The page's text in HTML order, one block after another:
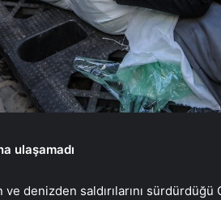
ulaşamadı
ve denizden saldırılarını